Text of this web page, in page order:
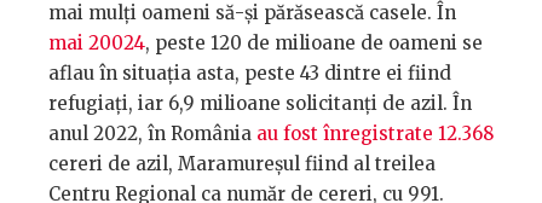
mai mulți oameni să-și părăsească casele. În
mai 20024, peste 120 de milioane de oameni se
aflau în situația asta, peste 43 dintre ei fiind
refugiați, iar 6,9 milioane solicitanți de azil. În
anul 2022, în România au fost înregistrate 12.368
cereri de azil, Maramureșul fiind al treilea
Centru Regional ca număr de cereri, cu 991.